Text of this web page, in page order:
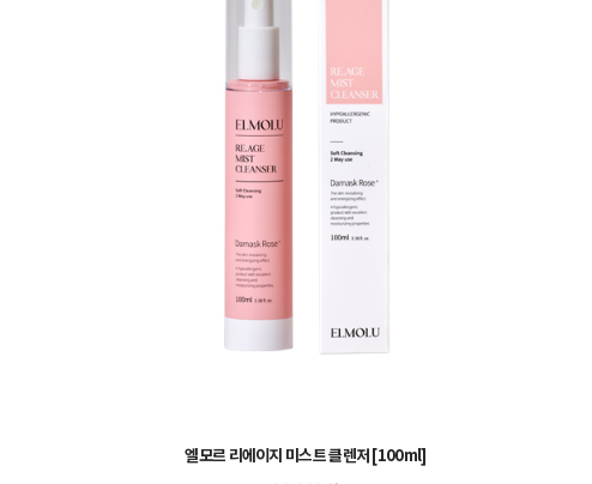
엘모르 리에이지 미스트 클렌저 [100ml]